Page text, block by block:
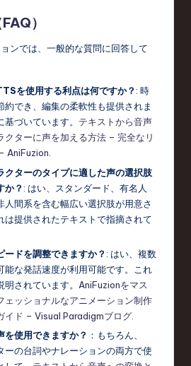
）
ンでは、一般的な質問に回答して
を使用する利点は何ですか？ : 時
約でき、編集の柔軟性も提供されま
づいています。 テキストから音声
クターに声を加える方法 – 完全なリ
AniFuzion.
クターのタイプに適した声の選択肢
か？ : はい、スタンダード、有名人
人間系を含む幅広い選択肢が用意さ
は提供されたテキストで指摘されて
ードを調整できますか？ : はい、複数
能な発話速度が利用可能です。これ
されています。 AniFuzionをマス
ェッショナルなアニメーション制作
イド – Visual Paradigmブログ
を使用できますか？ ：もちろん、
ーの台詞やナレーションの両方で使